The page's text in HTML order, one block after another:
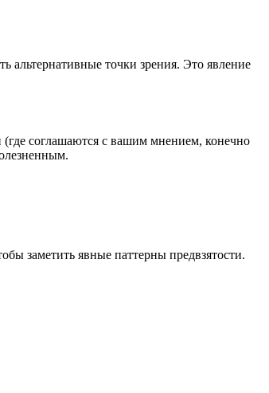
альтернативные точки зрения. Это явление
соглашаются с вашим мнением, конечно
заметить явные паттерны предвзятости.